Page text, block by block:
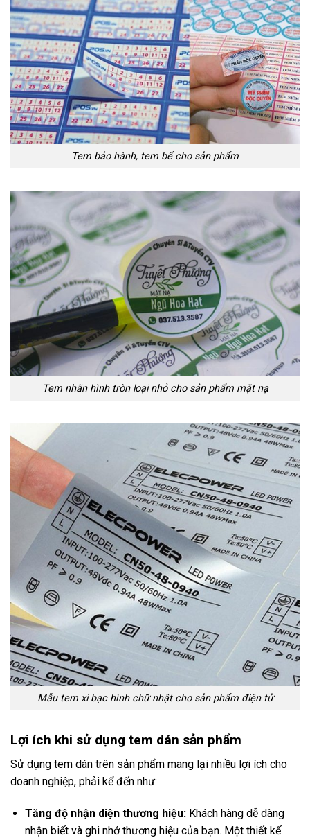
Tem bảo hành, tem bể cho sản phẩm
Tem nhãn hình tròn loại nhỏ cho sản phẩm mặt nạ
Mẫu tem xi bạc hình chữ nhật cho sản phẩm điện tử
Lợi ích khi sử dụng tem dán sản phẩm
Sử dụng tem dán trên sản phẩm mang lại nhiều lợi ích cho
doanh nghiệp, phải kể đến như:
Tăng độ nhận diện thương hiệu: Khách hàng dễ dàng
nhận biết và ghi nhớ thương hiệu của bạn. Một thiết kế